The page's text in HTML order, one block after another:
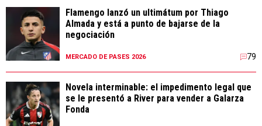
Flamengo lanzó un ultimátum por Thiago
Almada y está a punto de bajarse de la
negociación
MERCADO DE PASES 2026 79
Novela interminable: el impedimento legal que
se le presentó a River para vender a Galarza
Fonda